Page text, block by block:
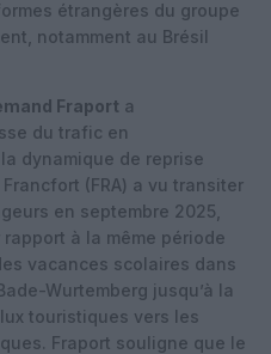
étrangères du groupe
notamment au Brésil
Fraport a
du trafic en
dynamique de reprise
(FRA) a vu transiter
en septembre 2025,
rapport à la même période
vacances scolaires dans
Wurtemberg jusqu’à la
touristiques vers les
Fraport souligne que le